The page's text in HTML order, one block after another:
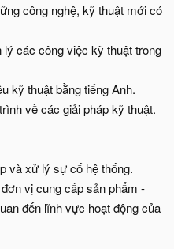
công nghệ, kỹ thuật mới có
lý các công việc kỹ thuật trong
kỹ thuật bằng tiếng Anh.
về các giải pháp kỹ thuật.
và xử lý sự cố hệ thống.
vị cung cấp sản phẩm -
đến lĩnh vực hoạt động của